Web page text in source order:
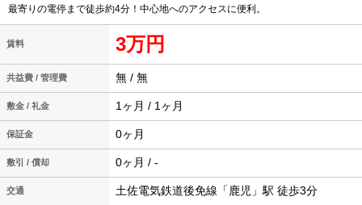
最寄りの電停まで徒歩約4分！中心地へのアクセスに便利。
賃料 3万円
共益費 / 管理費 無 / 無
敷金 / 礼金 1ヶ月 / 1ヶ月
保証金 0ヶ月
敷引 / 償却 0ヶ月 / -
交通 土佐電気鉄道後免線「鹿児」駅 徒歩3分